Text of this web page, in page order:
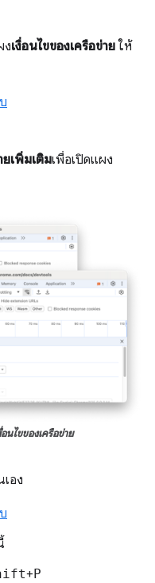
งเงื่อนไขของเครือข่าย ให้
ยเพิ่มเติมเพื่อเปิดแผง
อนไขของเครือข่าย
อง
+P